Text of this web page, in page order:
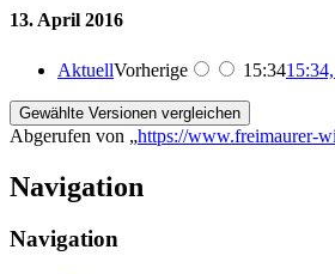
13. April 2016
AktuellVorherige 15:34
Abgerufen von „https://www.freimaurer-
Navigation
Navigation